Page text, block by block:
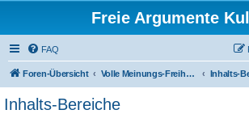
Freie Argumente
FAQ
Foren-Übersicht Volle Meinungs-Freiheit mit 'Vorhang-System' -- frei dosierter Zugang zu allen Inhalten und AGs Inhalts-
Inhalts-Bereiche